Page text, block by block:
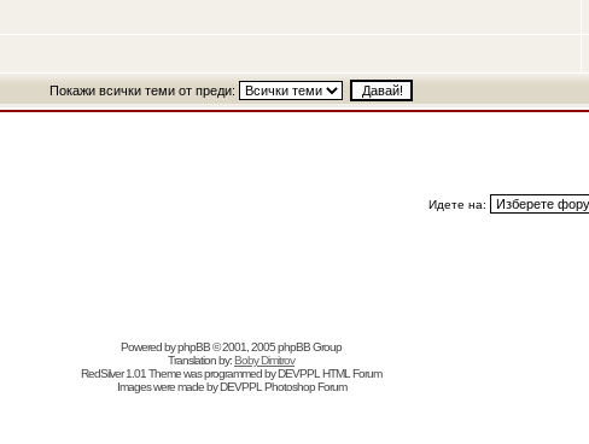
Покажи всички теми от преди:
Идете на:
Powered byphpBB© 2001, 2005 phpBB Group
Translation by:Boby Dimitrov
RedSilver 1.01 Theme was programmed byDEVPPL HTML Forum
Images were made byDEVPPL Photoshop Forum